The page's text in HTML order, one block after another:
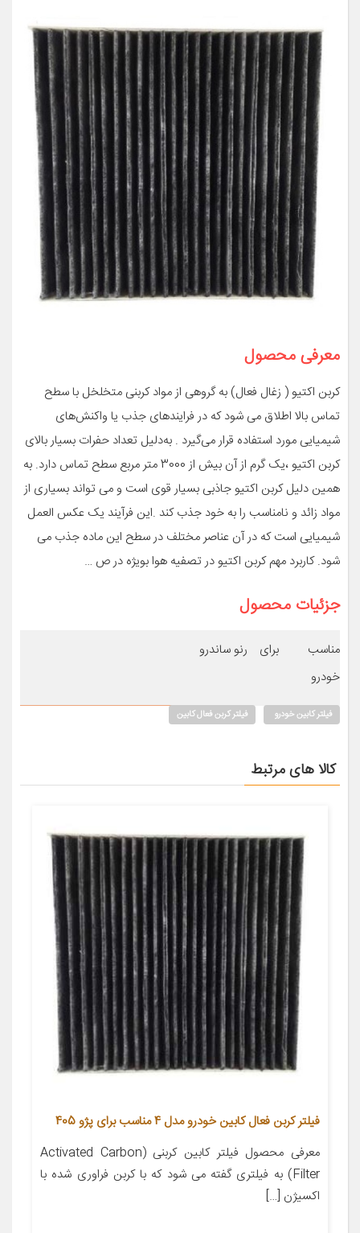
معرفی محصول
کربن اکتیو ( زغال فعال) به گروهی از مواد کربنی متخلخل با سطح
تماس بالا اطلاق می شود که در فرایندهای جذب یا واکنش‌های
شیمیایی مورد استفاده قرار می‌گیرد . به‌دلیل تعداد حفرات بسیار بالای
کربن اکتیو ،یک گرم از آن بیش از 3000 متر مربع سطح تماس دارد. به
همین دلیل کربن اکتیو جاذبی بسیار قوی است و می تواند بسیاری از
مواد زائد و نامناسب را به خود جذب کند .این فرآیند یک عکس العمل
شیمیایی است که در آن عناصر مختلف در سطح این ماده جذب می
شود. کاربرد مهم کربن اکتیو در تصفیه هوا بویژه در ص …
جزئیات محصول
مناسب برای
خودرو
رنو ساندرو
فیلتر کابین خودرو فیلتر کربن فعال کابین
کالا های مرتبط
فیلتر کربن فعال کابین خودرو مدل 4 مناسب برای پژو 405
معرفی محصول فیلتر کابین کربنی (Activated Carbon
Filter) به فیلتری گفته می شود که با کربن فراوری شده با
اکسیژن […]